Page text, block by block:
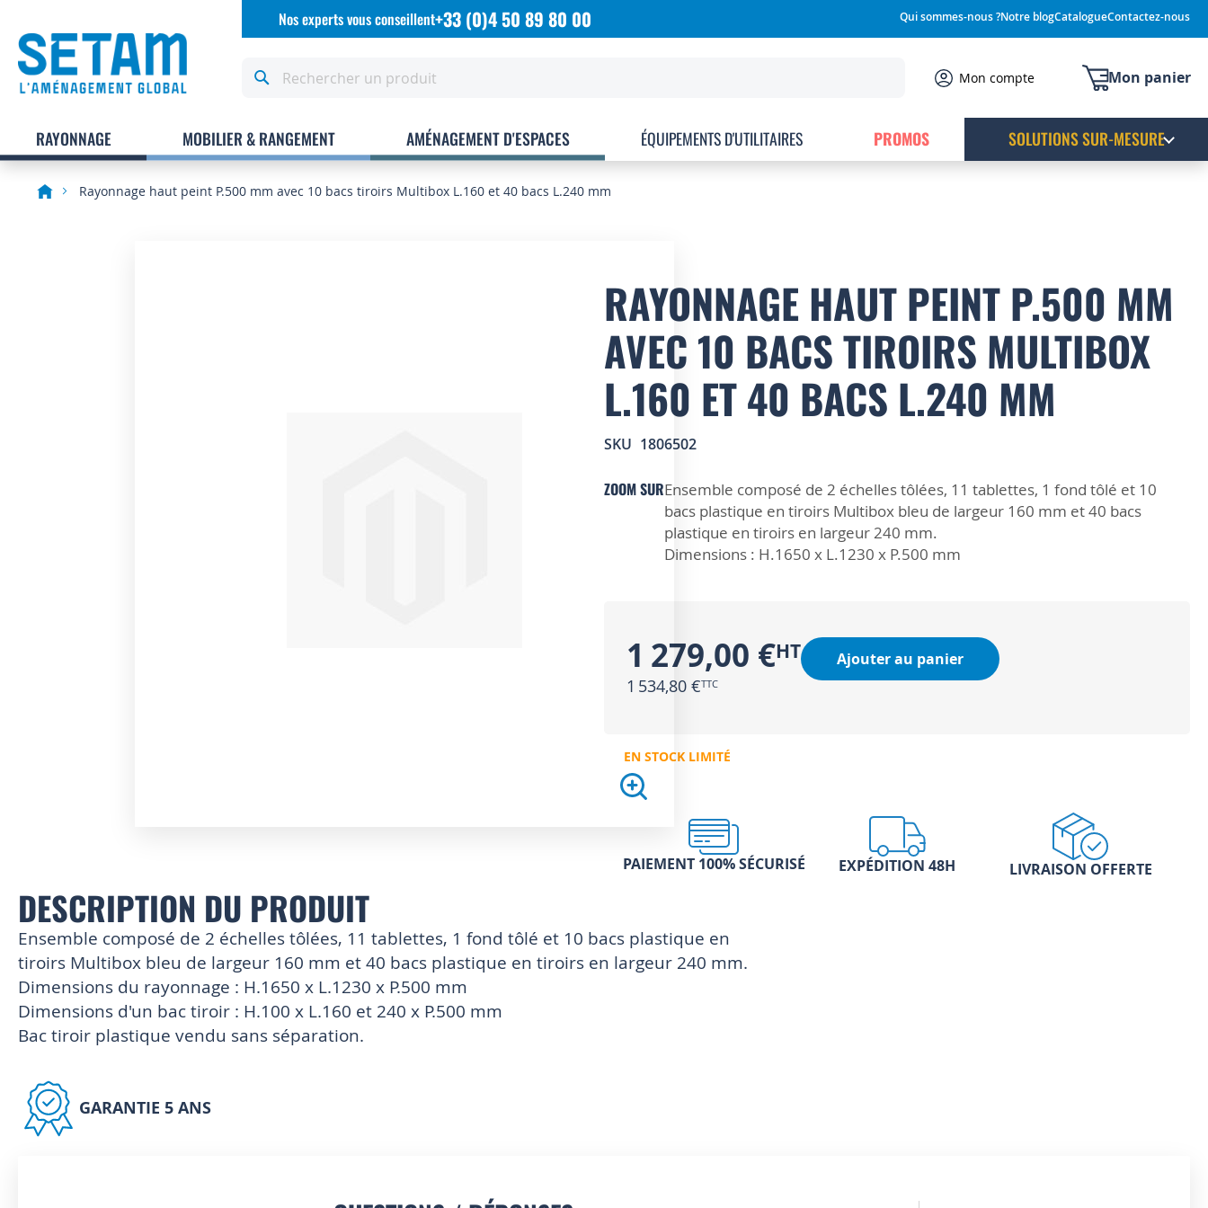
Allez
Qui sommes-nous ?Notre blogCatalogueContactez-nous
Nos experts vous conseillent+33 (0)4 50 89 80 00
Mon panier
Mon compte
RAYONNAGE MOBILIER & RANGEMENT AMÉNAGEMENT D'ESPACES ÉQUIPEMENTS D'UTILITAIRES PROMOS SOLUTIONS SUR-MESURE
Rayonnage haut peint P.500 mm avec 10 bacs tiroirs Multibox L.160 et 40 bacs L.240 mm
of
the
images
gallery
RAYONNAGE HAUT PEINT P.500 MM
AVEC 10 BACS TIROIRS MULTIBOX
L.160 ET 40 BACS L.240 MM
SKU 1806502
ZOOM SUREnsemble composé de 2 échelles tôlées, 11 tablettes, 1 fond tôlé et 10
bacs plastique en tiroirs Multibox bleu de largeur 160 mm et 40 bacs
plastique en tiroirs en largeur 240 mm.
Dimensions : H.1650 x L.1230 x P.500 mm
1 279,00 €
1 534,80 €
Ajouter au panier
EN STOCK LIMITÉ
PAIEMENT 100% SÉCURISÉ EXPÉDITION 48H LIVRAISON OFFERTE
DESCRIPTION DU PRODUIT
Ensemble composé de 2 échelles tôlées, 11 tablettes, 1 fond tôlé et 10 bacs plastique en
tiroirs Multibox bleu de largeur 160 mm et 40 bacs plastique en tiroirs en largeur 240 mm.
Dimensions du rayonnage : H.1650 x L.1230 x P.500 mm
Dimensions d'un bac tiroir : H.100 x L.160 et 240 x P.500 mm
Bac tiroir plastique vendu sans séparation.
GARANTIE 5 ANS